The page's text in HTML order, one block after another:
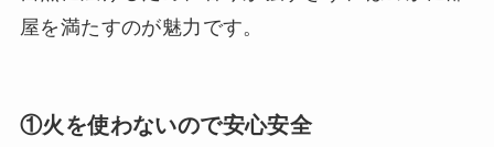
屋を満たすのが魅力です。
①火を使わないので安心安全